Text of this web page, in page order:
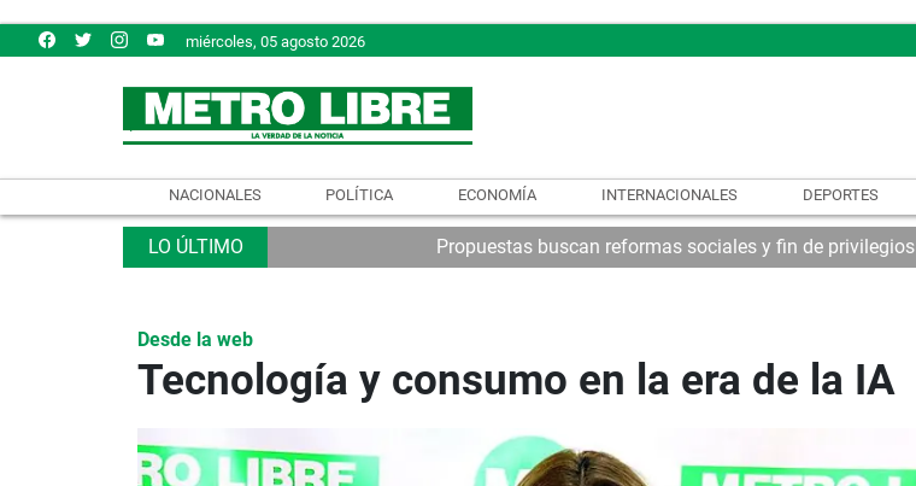
miércoles, 05 agosto 2026
NACIONALES POLÍTICA ECONOMÍA INTERNACIONALES DEPORTES
Propuestas buscan reformas sociales y fin de privilegios
Desde la web
Tecnología y consumo en la era de la IA